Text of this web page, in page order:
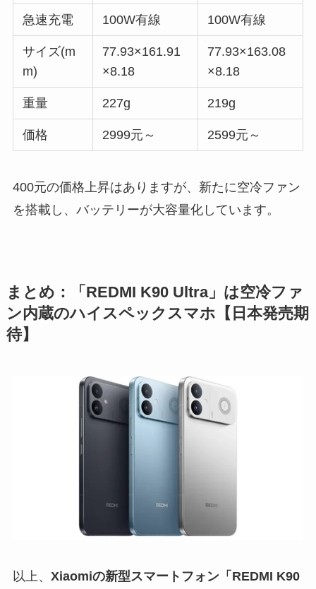
急速充電 100W有線 100W有線
サイズ(m
m)
77.93×161.91
×8.18
77.93×163.08
×8.18
重量 227g 219g
価格 2999元～ 2599元～
400元の価格上昇はありますが、新たに空冷ファン
を搭載し、バッテリーが大容量化しています。
まとめ：「REDMI K90 Ultra」は空冷ファ
ン内蔵のハイスペックスマホ【日本発売期
待】
以上、 Xiaomiの新型スマートフォン「REDMI K90